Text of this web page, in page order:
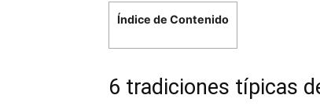
Índice de Contenido
6 tradiciones típicas